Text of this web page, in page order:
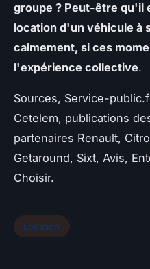
groupe ? Peut-être qu'il
location d'un véhicule à
calmement, si ces
l'expérience collective.
Sources, Service-
Cetelem, publications
partenaires Renault,
Getaround, Sixt, Avis,
Choisir.
Location